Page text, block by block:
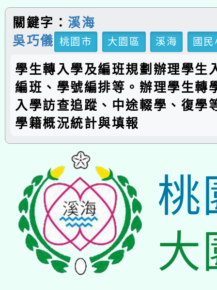
關鍵字： 溪海
吳巧儀
桃園市 大園區 溪海 國
學生轉入學及編班規劃辦理學生
編班、學號編排等。辦理學生轉
入學訪查追蹤、中途輟學、復學
學籍概況統計與填報
桃
大